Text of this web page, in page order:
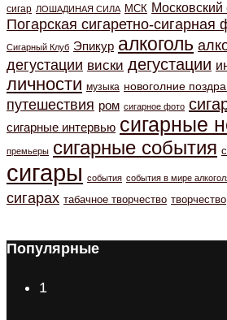
сигар ЛОШАДИНАЯ СИЛА МСК Московский
Погарская сигаретно-сигарная
Сигарный Клуб Эпикур алкоголь
дегустации виски дегустации
личности музыка новоголние
путешествия ром сигарное фото
сигарные интервью сигарные
премьеры сигарные события
сигары события события в мире
сигарах табачное творчество творчество
Популярные
1